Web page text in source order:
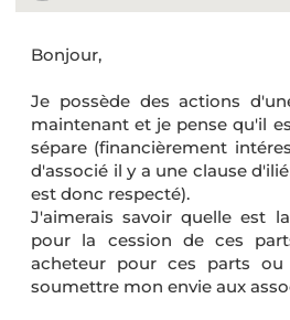
Bonjour,
Je possède des actions
maintenant et je pense qu'il
sépare (financièrement
d'associé il y a une clause
est donc respecté).
J'aimerais savoir quelle est
pour la cession de ces
acheteur pour ces parts ou
soumettre mon envie aux